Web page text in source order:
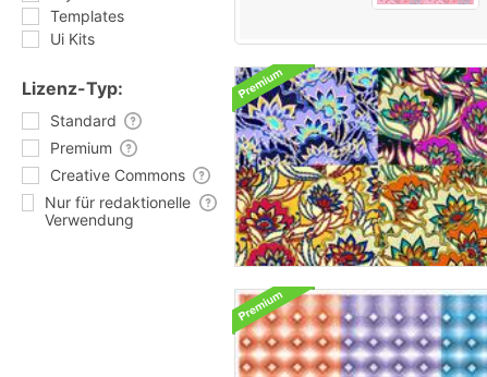
Templates
Ui Kits
Lizenz-Typ:
Standard
Premium
Creative Commons
Nur für redaktionelle
Verwendung